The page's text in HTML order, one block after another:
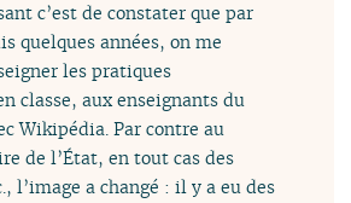
c’est de constater que par
quelques années, on me
les pratiques
classe, aux enseignants du
Wikipédia. Par contre au
de l’État, en tout cas des
l’image a changé : il y a eu des